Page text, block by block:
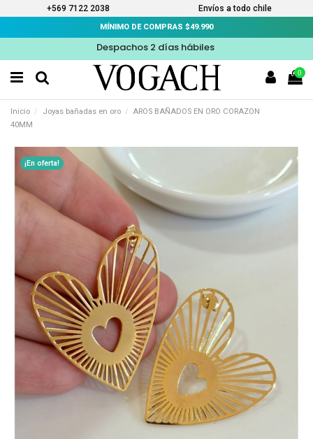
+569 7122 2038 Envíos a todo chile
MÍNIMO DE COMPRAS $49.990
Despachos 2 días hábiles
0
Inicio Joyas bañadas en oro
AROS BAÑADOS EN ORO CORAZON
40MM
¡En oferta!